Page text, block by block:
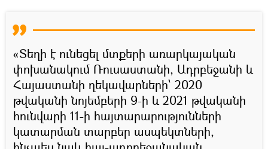
«Տեղի է ունեցել մտքերի առարկայական
փոխանակում Ռուսաստանի, Ադրբեջանի և
Հայաստանի ղեկավարների` 2020
թվականի նոյեմբերի 9-ի և 2021 թվականի
հունվարի 11-ի հայտարարությունների
կատարման տարբեր ասպեկտների,